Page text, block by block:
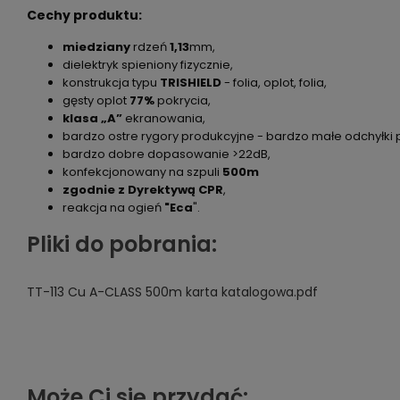
Cechy produktu:
miedzianyrdzeń1,13mm,
dielektryk spieniony fizycznie,
konstrukcja typu TRISHIELD- folia, oplot, folia,
gęsty oplot 77%pokrycia,
klasa „A”ekranowania,
bardzo ostre rygory produkcyjne - bardzo małe odchyłki
bardzo dobre dopasowanie >22dB,
konfekcjonowany na szpuli 500m
zgodnie z Dyrektywą CPR,
reakcja na ogień"Eca".
Pliki do pobrania:
TT-113 Cu A-CLASS 500m karta katalogowa.pdf